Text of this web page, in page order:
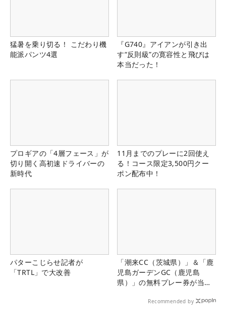
猛暑を乗り切る！ こだわり機
能派パンツ4選
『G740』アイアンが引き出
す“反則級”の寛容性と飛びは
本当だった！
プロギアの「4層フェース」が
切り開く高初速ドライバーの
新時代
11月までのプレーに2回使え
る！コース限定3,500円クー
ポン配布中！
パターこじらせ記者が
「TRTL」で大改善
「潮来CC（茨城県）」＆「鹿
児島ガーデンGC（鹿児島
県）」の無料プレー券が当た
Recommended by